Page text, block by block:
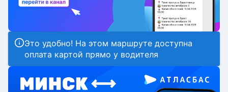
Это удобно! На этом маршруте доступна
оплата картой прямо у водителя